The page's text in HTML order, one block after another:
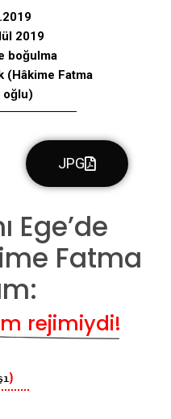
2019
boğulma
(Hâkime Fatma
oğlu)
JPG
Ege’de
Fatma
rejimiydi!
)